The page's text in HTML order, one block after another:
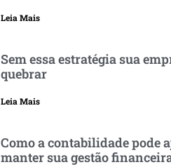
Leia Mais
Sem essa estratégia sua
quebrar
Leia Mais
Como a contabilidade pode
manter sua gestão